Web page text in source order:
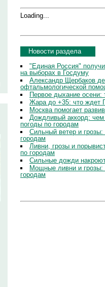
Loading...
Новости раздела
"Единая Россия"
на выборах в Госдуму
Александр Щербаков
офтальмологической
Первое дыхание осени:
Жара до +35: что ждет
Москва помогает
Дождливый аккорд:
погоды по городам
Сильный ветер и
городам
Ливни, грозы и
по городам
Сильные дожди
Мощные ливни и грозы:
городам